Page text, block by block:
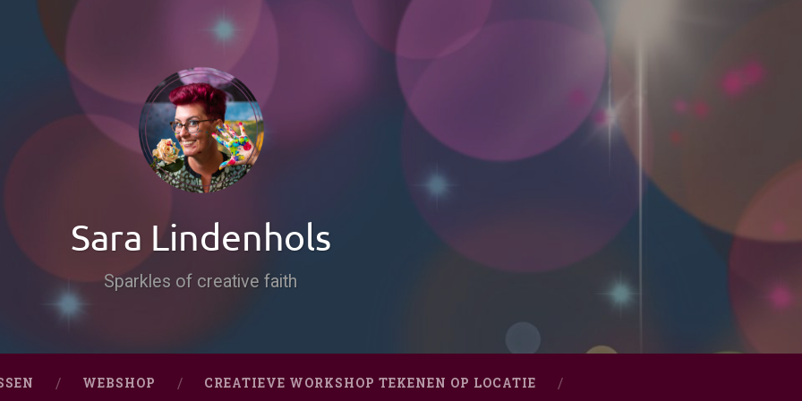
Sara Lindenhols
Sparkles of creative faith
WEBSHOP CREATIEVE WORKSHOP TEKENEN OP LOCATIE